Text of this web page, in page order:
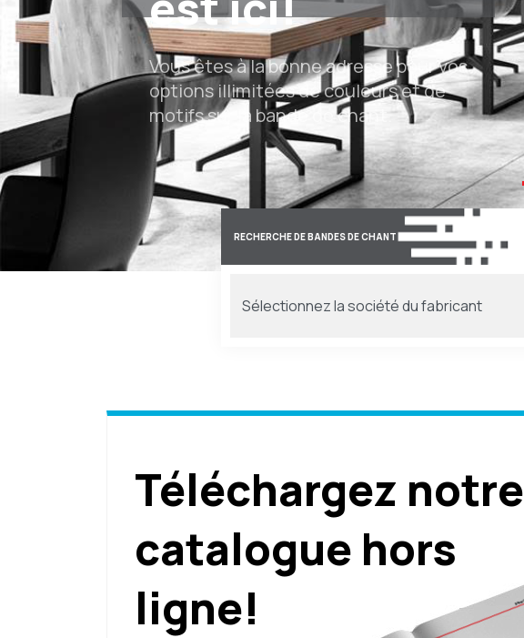
personnalisées!
Nous produisons une variété de
couleurs et de motifs spécialement
pour vous.
RECHERCHE DE BANDES DE CHANT
Téléchargez notre
catalogue hors
ligne!